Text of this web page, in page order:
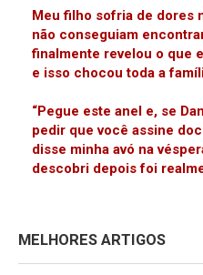
Meu filho sofria de dores
não conseguiam
finalmente revelou o que
e isso chocou toda a
“Pegue este anel e, se
pedir que você assine
disse minha avó na
descobri depois foi
MELHORES ARTIGOS